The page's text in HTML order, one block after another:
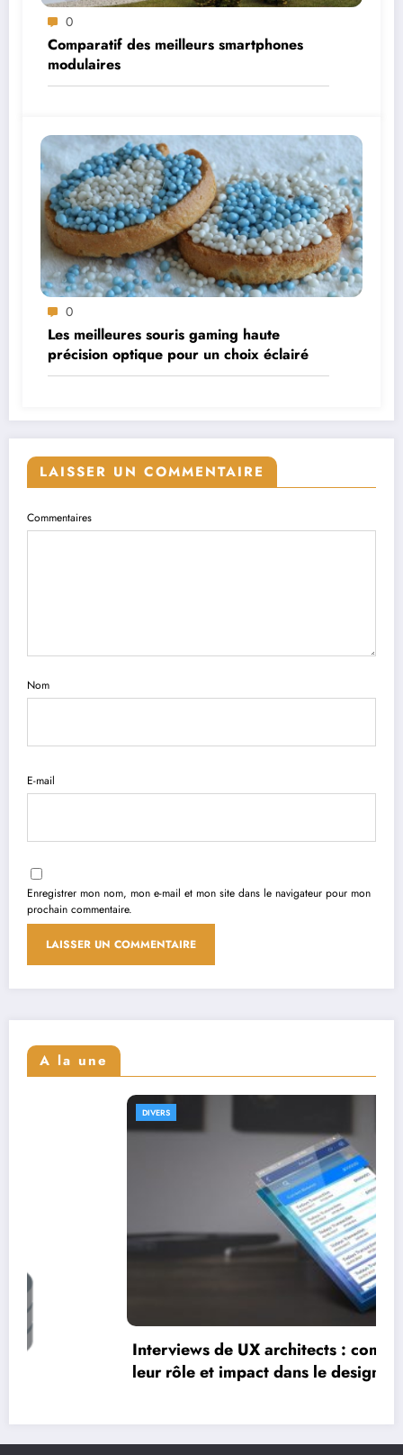
0
Comparatif des meilleurs smartphones
modulaires
0
Les meilleures souris gaming haute
précision optique pour un choix éclairé
LAISSER UN COMMENTAIRE
Commentaires
Nom
E-mail
Enregistrer mon nom, mon e-mail et mon site dans le navigateur pour mon
prochain commentaire.
A la une
Interviews de UX architects : comprendre
leur rôle et impact dans le design